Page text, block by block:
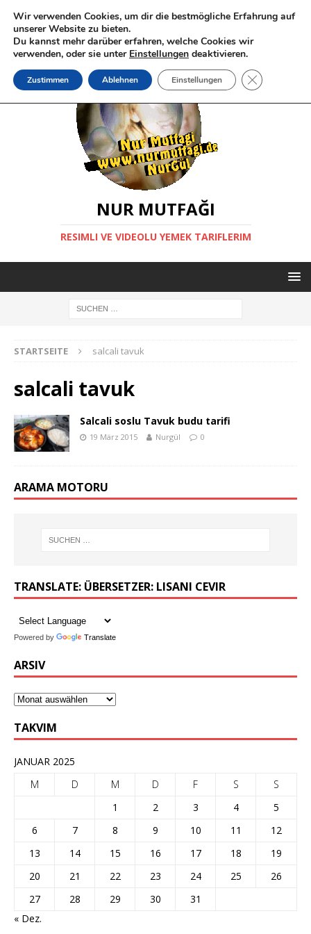
NUR MUTFAĞI
RESIMLI VE VIDEOLU YEMEK TARIFLERIM
STARTSEITE salcali tavuk
salcali tavuk
Salcali soslu Tavuk budu tarifi
19 März 2015 Nurgül 0
ARAMA MOTORU
TRANSLATE: ÜBERSETZER: LISANI CEVIR
Powered by Translate
ARSIV
TAKVIM
JANUAR 2025
M
D M D F S
S
1
2 3 4
5
6
7 8 9 10 11
12
13
14 15 16 17 18
19
20
21 22 23 24 25
26
27
28 29 30
31
« Dez.
Wir verwenden Cookies, um dir die bestmögliche Erfahrung auf
unserer Website zu bieten.
Du kannst mehr darüber erfahren, welche Cookies wir
verwenden, oder sie unter Einstellungen deaktivieren.
Zustimmen Ablehnen Einstellungen GDPR